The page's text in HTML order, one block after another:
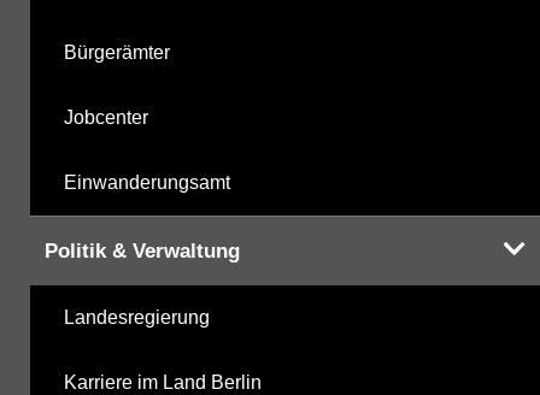
Bürgerämter
Jobcenter
Einwanderungsamt
Politik & Verwaltung
Landesregierung
Karriere im Land Berlin